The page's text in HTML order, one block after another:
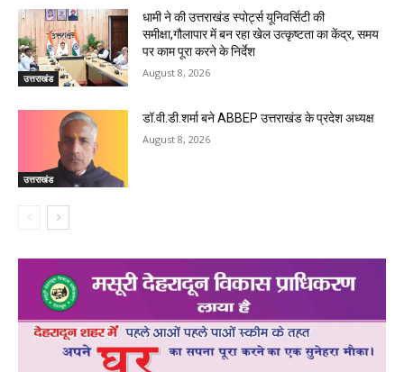
उत्तराखंड
धामी ने की उत्तराखंड स्पोर्ट्स यूनिवर्सिटी की
समीक्षा,गौलापार में बन रहा खेल उत्कृष्टता का केंद्र, समय
पर काम पूरा करने के निर्देश
August 8, 2026
उत्तराखंड
डॉ.वी.डी.शर्मा बने ABBEP उत्तराखंड के प्रदेश अध्यक्ष
August 8, 2026